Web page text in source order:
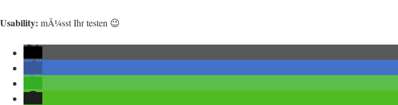
Usability: mÃ¼sst Ihr testen 😉